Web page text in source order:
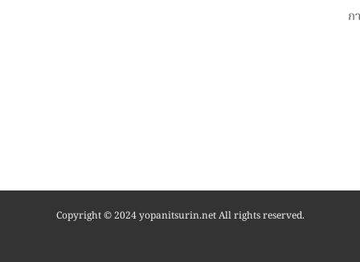
ก
Copyright © 2024 yopanitsurin.net All rights reserved.